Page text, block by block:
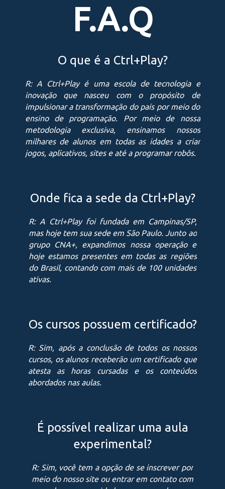
F.A.Q
O que é a Ctrl+Play?
R: A Ctrl+Play é uma escola de tecnologia e
inovação que nasceu com o propósito de
impulsionar a transformação do país por meio do
ensino de programação. Por meio de nossa
metodologia exclusiva, ensinamos nossos
milhares de alunos em todas as idades a criar
jogos, aplicativos, sites e até a programar robôs.
Onde fica a sede da Ctrl+Play?
R: A Ctrl+Play foi fundada em Campinas/SP,
mas hoje tem sua sede em São Paulo. Junto ao
grupo CNA+, expandimos nossa operação e
hoje estamos presentes em todas as regiões
do Brasil, contando com mais de 100 unidades
ativas.
Os cursos possuem certificado?
R: Sim, após a conclusão de todos os nossos
cursos, os alunos receberão um certificado que
atesta as horas cursadas e os conteúdos
abordados nas aulas.
É possível realizar uma aula
experimental?
R: Sim, você tem a opção de se inscrever por
meio do nosso site ou entrar em contato com